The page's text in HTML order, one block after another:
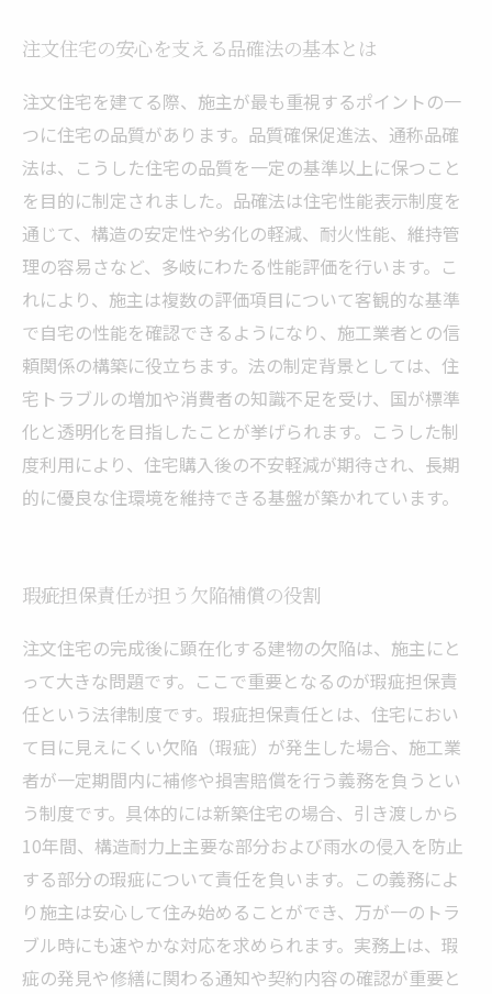
注文住宅の安心を支える品確法の基本とは
注文住宅を建てる際、施主が最も重視するポイントの一
つに住宅の品質があります。品質確保促進法、通称品確
法は、こうした住宅の品質を一定の基準以上に保つこと
を目的に制定されました。品確法は住宅性能表示制度を
通じて、構造の安定性や劣化の軽減、耐火性能、維持管
理の容易さなど、多岐にわたる性能評価を行います。こ
れにより、施主は複数の評価項目について客観的な基準
で自宅の性能を確認できるようになり、施工業者との信
頼関係の構築に役立ちます。法の制定背景としては、住
宅トラブルの増加や消費者の知識不足を受け、国が標準
化と透明化を目指したことが挙げられます。こうした制
度利用により、住宅購入後の不安軽減が期待され、長期
的に優良な住環境を維持できる基盤が築かれています。
瑕疵担保責任が担う欠陥補償の役割
注文住宅の完成後に顕在化する建物の欠陥は、施主にと
って大きな問題です。ここで重要となるのが瑕疵担保責
任という法律制度です。瑕疵担保責任とは、住宅におい
て目に見えにくい欠陥（瑕疵）が発生した場合、施工業
者が一定期間内に補修や損害賠償を行う義務を負うとい
う制度です。具体的には新築住宅の場合、引き渡しから
10年間、構造耐力上主要な部分および雨水の侵入を防止
する部分の瑕疵について責任を負います。この義務によ
り施主は安心して住み始めることができ、万が一のトラ
ブル時にも速やかな対応を求められます。実務上は、瑕
疵の発見や修繕に関わる通知や契約内容の確認が重要と